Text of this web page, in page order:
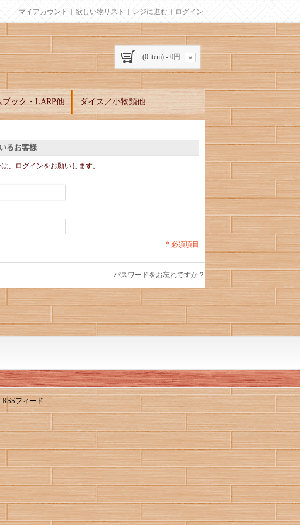
マイアカウント 欲しい物リスト レジに進む ログイン
(0 item) - 0円
ブック・LARP他 ダイス／小物類他
るお客様
、ログインをお願いします。
* 必須項目
パスワードをお忘れですか？
RSSフィード